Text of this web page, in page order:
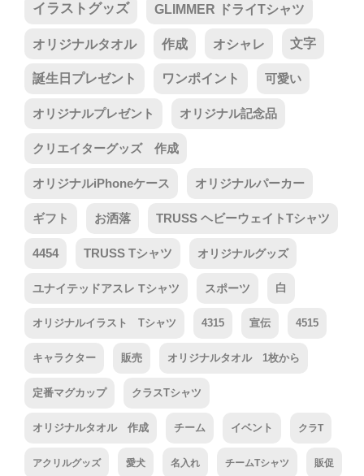
イラストグッズ GLIMMER ドライTシャツ
オリジナルタオル 作成 オシャレ 文字
誕生日プレゼント ワンポイント 可愛い
オリジナルプレゼント オリジナル記念品
クリエイターグッズ 作成
オリジナルiPhoneケース オリジナルパーカー
ギフト お洒落 TRUSS ヘビーウェイトTシャツ
4454 TRUSS Tシャツ オリジナルグッズ
ユナイテッドアスレ Tシャツ スポーツ 白
オリジナルイラスト Tシャツ 4315 宣伝 4515
キャラクター 販売 オリジナルタオル 1枚から
定番マグカップ クラスTシャツ
オリジナルタオル 作成 チーム イベント クラT
アクリルグッズ 愛犬 名入れ チームTシャツ 販促